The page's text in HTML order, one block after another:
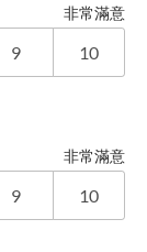
非常滿意
9 10
非常滿意
9 10